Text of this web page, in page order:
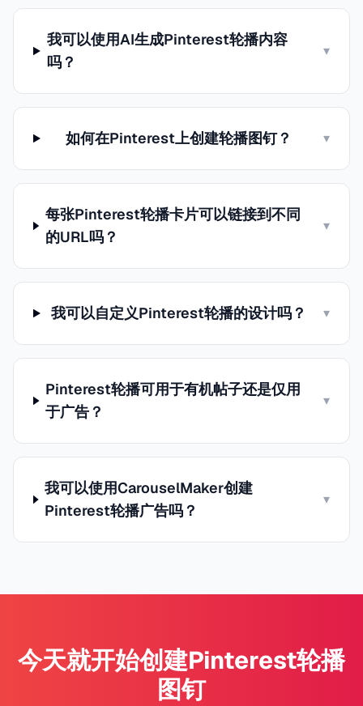
我可以使用AI生成Pinterest轮播内容
吗？
▾
如何在Pinterest上创建轮播图钉？ ▾
每张Pinterest轮播卡片可以链接到不同
的URL吗？
▾
我可以自定义Pinterest轮播的设计吗？ ▾
Pinterest轮播可用于有机帖子还是仅用
于广告？
▾
我可以使用CarouselMaker创建
Pinterest轮播广告吗？
▾
今天就开始创建Pinterest轮播
图钉